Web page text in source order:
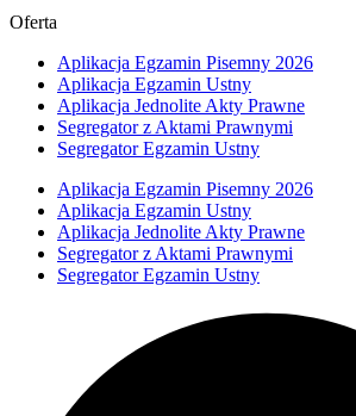
Oferta
Aplikacja Egzamin Pisemny 2026
Aplikacja Egzamin Ustny
Aplikacja Jednolite Akty Prawne
Segregator z Aktami Prawnymi
Segregator Egzamin Ustny
Aplikacja Egzamin Pisemny 2026
Aplikacja Egzamin Ustny
Aplikacja Jednolite Akty Prawne
Segregator z Aktami Prawnymi
Segregator Egzamin Ustny